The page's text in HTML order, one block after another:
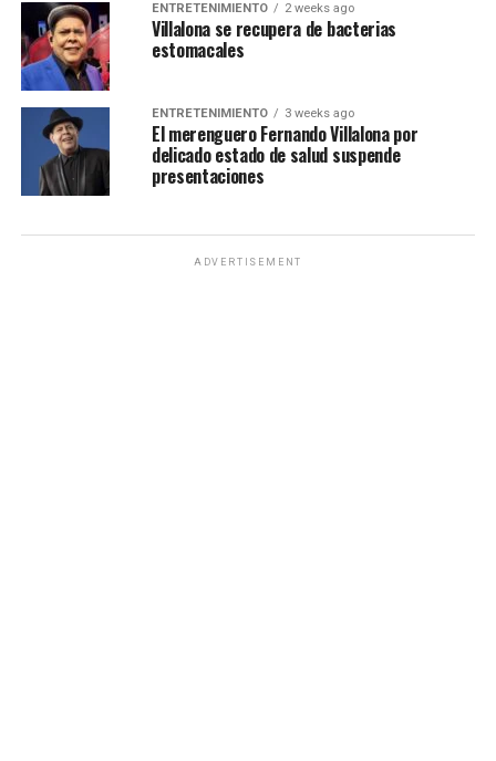
ENTRETENIMIENTO 2 weeks ago
Villalona se recupera de bacterias
estomacales
ENTRETENIMIENTO 3 weeks ago
El merenguero Fernando Villalona por
delicado estado de salud suspende
presentaciones
ADVERTISEMENT